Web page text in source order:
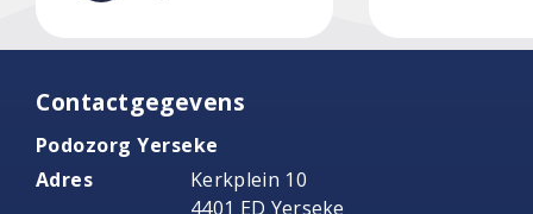
Contactgegevens
Podozorg Yerseke
Adres
Kerkplein 10
4401 ED Yerseke